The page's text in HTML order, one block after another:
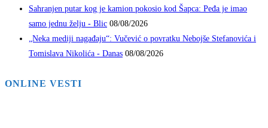
Sahranjen putar kog je kamion pokosio kod Šapca: Peđa je imao
samo jednu želju - Blic 08/08/2026
„Neka mediji nagađaju“: Vučević o povratku Nebojše Stefanovića i
Tomislava Nikolića - Danas 08/08/2026
ONLINE VESTI